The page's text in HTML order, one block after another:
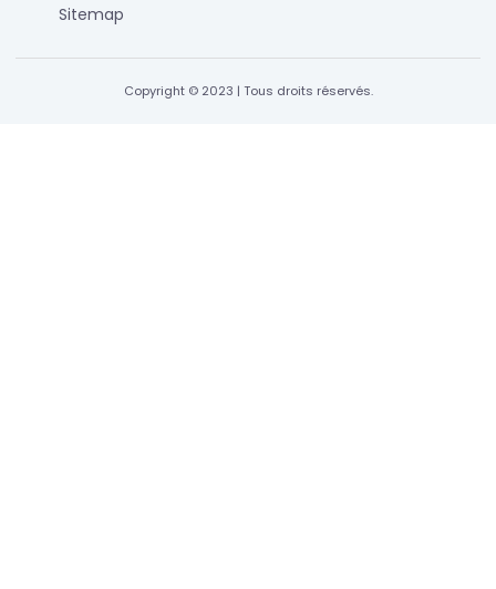
Sitemap
Copyright © 2023 | Tous droits réservés.